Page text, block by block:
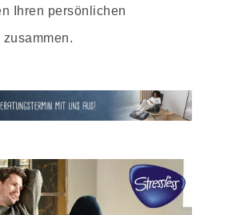
Ihren persönlichen